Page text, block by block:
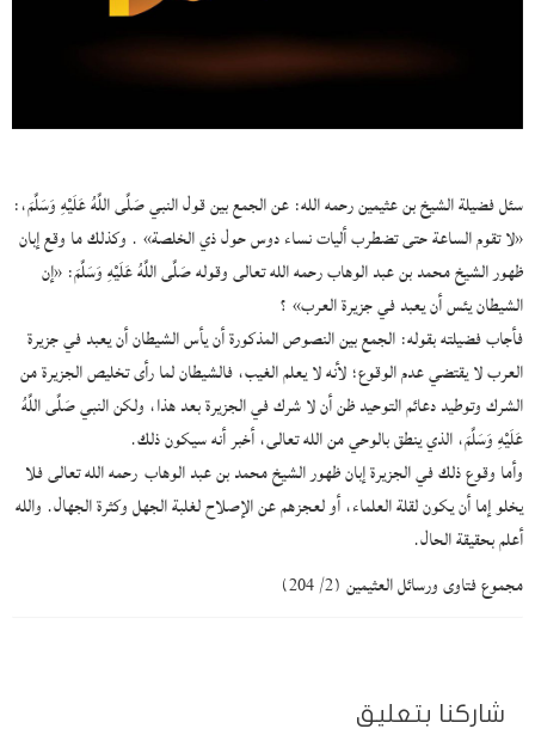
سئل فضيلة الشيخ بن عثيمين رحمه الله: عن الجمع بين قول النبي صَلَّى اللَّهُ عَلَيْهِ وَسَلَّمَ،:
«لا تقوم الساعة حتى تضطرب أليات نساء دوس حول ذي الخلصة» . وكذلك ما وقع إبان
ظهور الشيخ محمد بن عبد الوهاب رحمه الله تعالى وقوله صَلَّى اللَّهُ عَلَيْهِ وَسَلَّمَ: «إن
الشيطان يئس أن يعبد في جزيرة العرب» ؟
فأجاب فضيلته بقوله: الجمع بين النصوص المذكورة أن يأس الشيطان أن يعبد في جزيرة
العرب لا يقتضي عدم الوقوع؛ لأنه لا يعلم الغيب، فالشيطان لما رأى تخليص الجزيرة من
الشرك وتوطيد دعائم التوحيد ظن أن لا شرك في الجزيرة بعد هذا، ولكن النبي صَلَّى اللَّهُ
عَلَيْهِ وَسَلَّمَ، الذي ينطق بالوحي من الله تعالى، أخبر أنه سيكون ذلك.
وأما وقوع ذلك في الجزيرة إبان ظهور الشيخ محمد بن عبد الوهاب رحمه الله تعالى فلا
يخلو إما أن يكون لقلة العلماء، أو لعجزهم عن الإصلاح لغلبة الجهل وكثرة الجهال. والله
أعلم بحقيقة الحال.
مجموع فتاوى ورسائل العثيمين (2/ 204)
شاركنا بتعليق